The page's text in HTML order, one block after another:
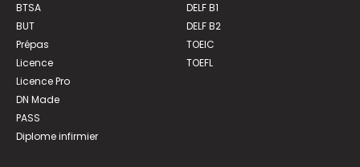
BTSA
BUT
Prépas
Licence
Licence Pro
DN Made
PASS
Diplome infirmier
DELF B1
DELF B2
TOEIC
TOEFL